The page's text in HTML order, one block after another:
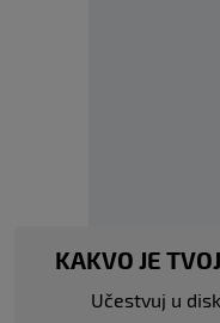
KAKVO JE
Učestvuj u